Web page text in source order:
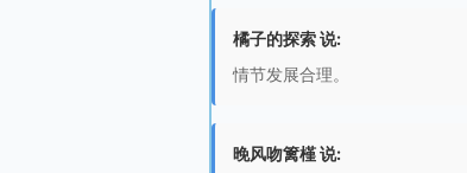
橘子的探索 说:
情节发展合理。
晚风吻篱槿 说: